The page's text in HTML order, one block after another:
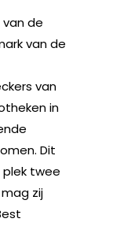
de
van de
van
in
Dit
plek twee
zij